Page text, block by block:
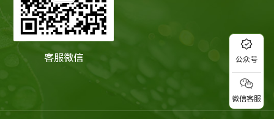
客服微信 公众号
微信客服